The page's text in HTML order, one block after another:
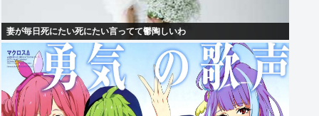
妻が毎日死にたい死にたい言ってて鬱陶しいわ